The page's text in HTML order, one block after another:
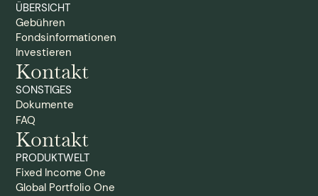
ÜBERSICHT
Gebühren
Fondsinformationen
Investieren
Kontakt
SONSTIGES
Dokumente
FAQ
Kontakt
PRODUKTWELT
Fixed Income One
Global Portfolio One